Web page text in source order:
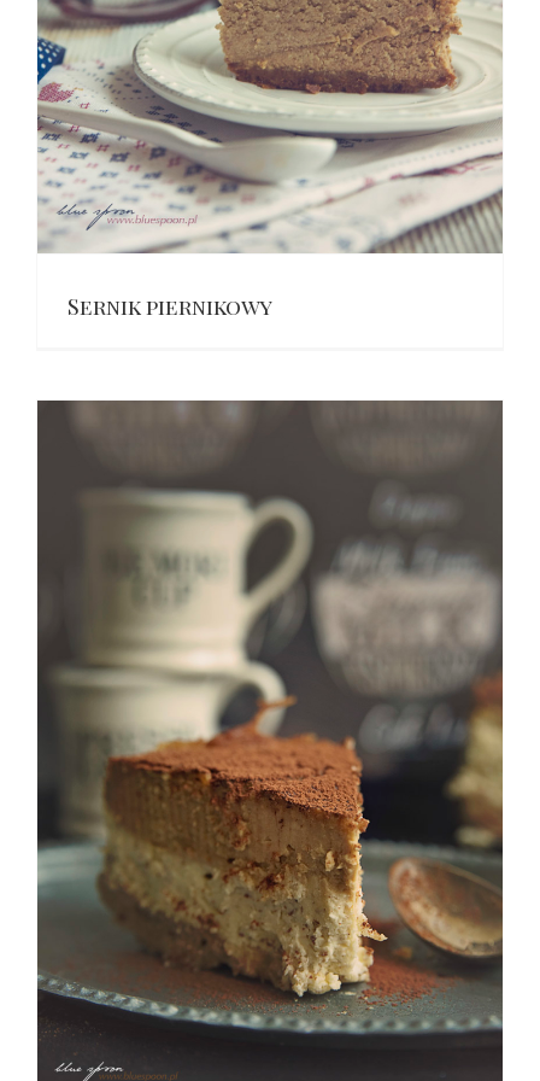
Sernik piernikowy